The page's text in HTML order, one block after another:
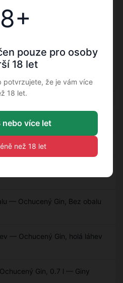
pouze pro osoby
18 let
potvrzujete, že je vám více
18 let.
nebo více let
než 18 let
láhev
Gin ,Giny
— Ochucený Gin Bez obalu
— Ochucený Gin holá láhev
Gin 0.7 l — Giny